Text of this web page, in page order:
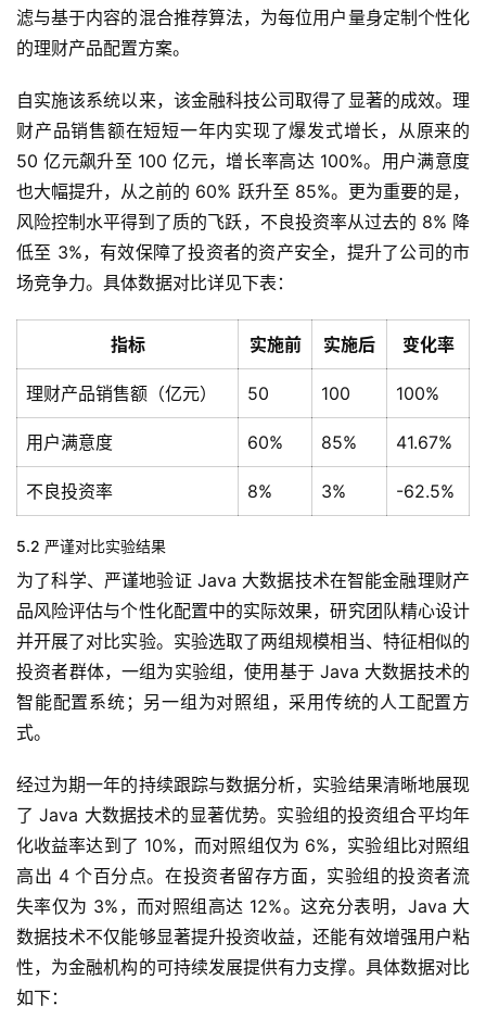
滤与基于内容的混合推荐算法，为每位用户量身定制个性化
的理财产品配置方案。
自实施该系统以来，该金融科技公司取得了显著的成效。理
财产品销售额在短短一年内实现了爆发式增长，从原来的
50 亿元飙升至 100 亿元，增长率高达 100%。用户满意度
也大幅提升，从之前的 60% 跃升至 85%。更为重要的是，
风险控制水平得到了质的飞跃，不良投资率从过去的 8% 降
低至 3%，有效保障了投资者的资产安全，提升了公司的市
场竞争力。具体数据对比详见下表：
指标 实施前 实施后 变化率
理财产品销售额（亿元） 50 100 100%
用户满意度 60% 85% 41.67%
不良投资率 8% 3% -62.5%
5.2 严谨对比实验结果
为了科学、严谨地验证 Java 大数据技术在智能金融理财产
品风险评估与个性化配置中的实际效果，研究团队精心设计
并开展了对比实验。实验选取了两组规模相当、特征相似的
投资者群体，一组为实验组，使用基于 Java 大数据技术的
智能配置系统；另一组为对照组，采用传统的人工配置方
式。
经过为期一年的持续跟踪与数据分析，实验结果清晰地展现
了 Java 大数据技术的显著优势。实验组的投资组合平均年
化收益率达到了 10%，而对照组仅为 6%，实验组比对照组
高出 4 个百分点。在投资者留存方面，实验组的投资者流
失率仅为 3%，而对照组高达 12%。这充分表明，Java 大
数据技术不仅能够显著提升投资收益，还能有效增强用户粘
性，为金融机构的可持续发展提供有力支撑。具体数据对比
如下：